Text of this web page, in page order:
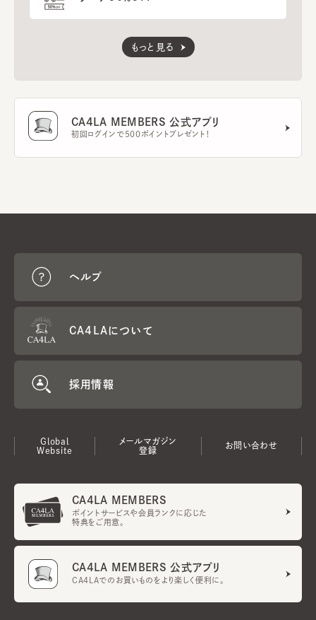
もっと見る
CA4LA MEMBERS 公式アプリ
初回ログインで500ポイントプレゼント！
ヘルプ
CA4LAについて
採用情報
Global
Website
メールマガジン
登録
お問い合わせ
CA4LA MEMBERS
ポイントサービスや会員ランクに応じた
特典をご用意。
CA4LA MEMBERS 公式アプリ
CA4LAでのお買いものをより楽しく便利に。